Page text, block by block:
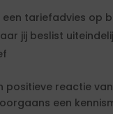
een tariefadvies op
jij beslist
positieve reactie
een